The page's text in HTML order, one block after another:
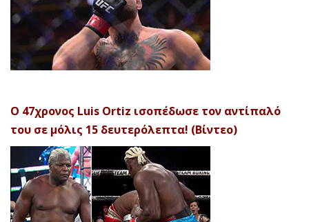
Ο 47χρονος Luis Ortiz ισοπέδωσε τον αντίπαλό
του σε μόλις 15 δευτερόλεπτα! (Βίντεο)